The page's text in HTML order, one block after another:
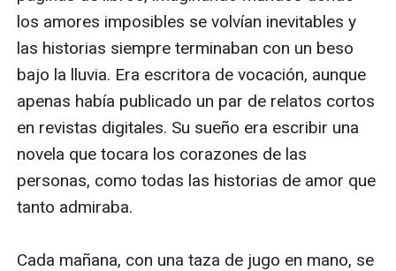
los amores imposibles se volvían inevitables y
las historias siempre terminaban con un beso
bajo la lluvia. Era escritora de vocación, aunque
apenas había publicado un par de relatos cortos
en revistas digitales. Su sueño era escribir una
novela que tocara los corazones de las
personas, como todas las historias de amor que
tanto admiraba.
Cada mañana, con una taza de jugo en mano, se